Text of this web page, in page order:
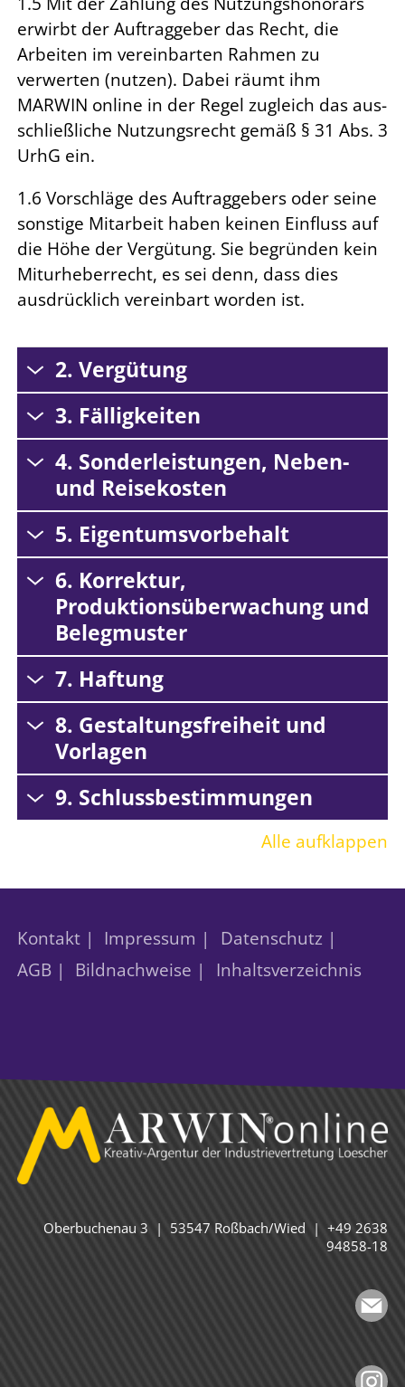
erwirbt der Auftraggeber das Recht, die
Arbeiten im vereinbarten Rahmen zu
verwerten (nutzen). Dabei räumt ihm
MARWIN online in der Regel zugleich das aus­
schließliche Nutzungsrecht gemäß § 31 Abs. 3
UrhG ein.
1.6 Vorschläge des Auftraggebers oder seine
sonstige Mitarbeit haben keinen Einfluss auf
die Höhe der Vergütung. Sie begründen kein
Miturheberrecht, es sei denn, dass dies
ausdrücklich vereinbart worden ist.
2. Vergütung
3. Fälligkeiten
4. Sonderleistungen, Neben-
und Reisekosten
5. Eigentumsvorbehalt
6. Korrektur,
Produktionsüberwachung und
Belegmuster
7. Haftung
8. Gestaltungsfreiheit und
Vorlagen
9. Schlussbestimmungen
Alle aufklappen
Kontakt | Impressum |
Datenschutz |
AGB |
Bildnachweise | Inhaltsverzeichnis
Oberbuchenau 3 | 53547 Roßbach/Wied | +49 2638
94858-18